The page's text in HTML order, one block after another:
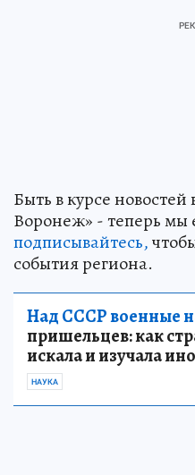
Быть в курсе
Воронеж» - теперь мы
подписывайтесь,
события региона.
Над СССР военные
пришельцев: как
искала и изучала
НАУКА